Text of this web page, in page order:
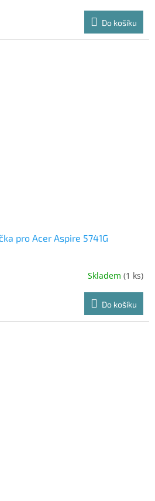
Do košíku
pro Acer Aspire 5741G
Skladem (1 ks)
Do košíku